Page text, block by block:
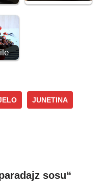
JUNETINA
sosu“